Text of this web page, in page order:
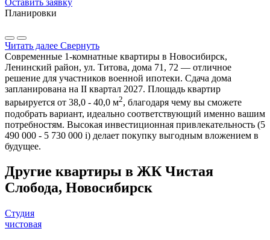
Оставить заявку
Планировки
Читать далее Свернуть
Современные 1-комнатные квартиры в Новосибирск,
Ленинский район, ул. Титова, дома 71, 72 — отличное
решение для участников военной ипотеки. Сдача дома
запланирована на II квартал 2027. Площадь квартир
варьируется от 38,0 - 40,0 м2, благодаря чему вы сможете
подобрать вариант, идеально соответствующий именно вашим
потребностям. Высокая инвестиционная привлекательность (5
490 000 - 5 730 000 i) делает покупку выгодным вложением в
будущее.
Другие квартиры в ЖК Чистая
Слобода, Новосибирск
Студия
чистовая